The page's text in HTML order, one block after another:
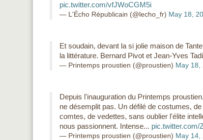
pic.twitter.com/vfJWoCGM5i
— L'Écho Républicain (@lecho_fr) May 18,
Et soudain, devant la si jolie maison de
la littérature. Bernard Pivot et Jean-Yves
— Printemps proustien (@proustien) May 18,
Depuis l'inauguration du Printemps
ne désemplit pas. Un défilé de costumes,
comtes, de vedettes, sans oublier l'élite
nous passionnent. Intense... pic.twitter.com/
— Printemps proustien (@proustien) May 14,